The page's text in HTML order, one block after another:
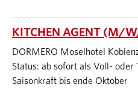
KITCHEN AGENT (M/
DORMERO Moselhotel
Status: ab sofort als Voll-
Saisonkraft bis ende Oktober